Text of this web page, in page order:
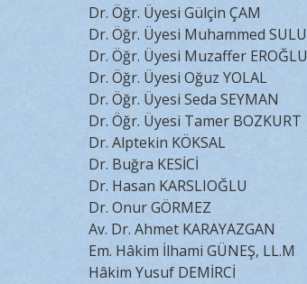
Dr. Öğr. Üyesi Gülçin ÇAM
Dr. Öğr. Üyesi Muhammed SULU
Dr. Öğr. Üyesi Muzaffer EROĞLU
Dr. Öğr. Üyesi Oğuz YOLAL
Dr. Öğr. Üyesi Seda SEYMAN
Dr. Öğr. Üyesi Tamer BOZKURT
Dr. Alptekin KÖKSAL
Dr. Buğra KESİCİ
Dr. Hasan KARSLIOĞLU
Dr. Onur GÖRMEZ
Av. Dr. Ahmet KARAYAZGAN
Em. Hâkim İlhami GÜNEŞ, LL.M
Hâkim Yusuf DEMİRCİ